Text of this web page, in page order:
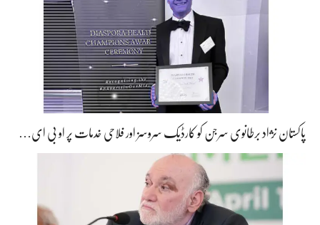
پاکستان نژاد برطانوی سرجن کو کارڈیک سروسز اور فلاحی خدمات پر او بی ای…